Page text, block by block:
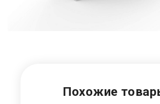
Похожие